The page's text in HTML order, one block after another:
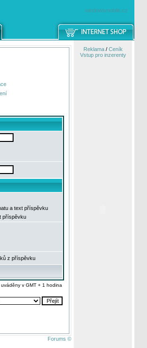
windowsmobile.cz
a text příspěvku
příspěvku
z příspěvku
uváděny v GMT + 1 hodina
Forums ©
Reklama/ Ceník
Vstup pro inzerenty